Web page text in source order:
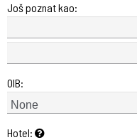
Još poznat kao:
OIB:
Hotel: